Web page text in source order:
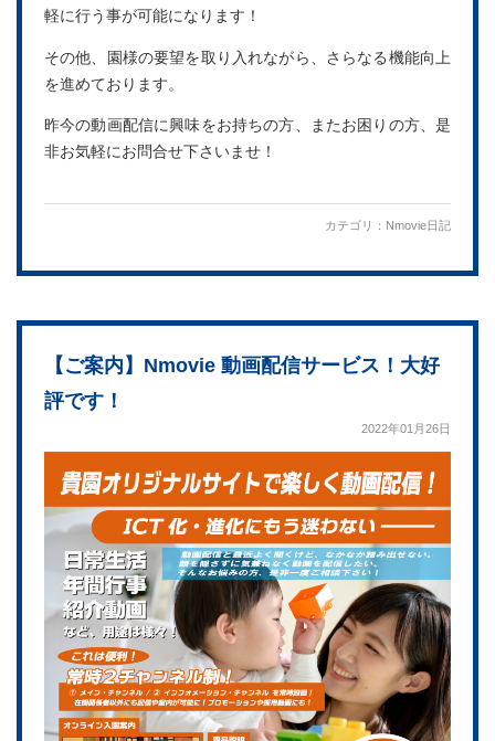
軽に行う事が可能になります！
その他、園様の要望を取り入れながら、さらなる機能向上
を進めております。
昨今の動画配信に興味をお持ちの方、またお困りの方、是
非お気軽にお問合せ下さいませ！
カテゴリ： Nmovie日記
【ご案内】Nmovie 動画配信サービス！大好
評です！
2022年01月26日